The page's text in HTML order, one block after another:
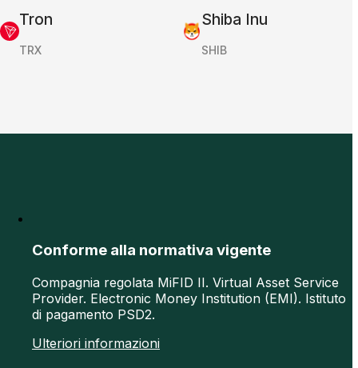
Tron
TRX
Shiba Inu
SHIB
Conforme alla normativa vigente
Compagnia regolata MiFID II. Virtual Asset Service
Provider. Electronic Money Institution (EMI). Istituto
di pagamento PSD2.
Ulteriori informazioni